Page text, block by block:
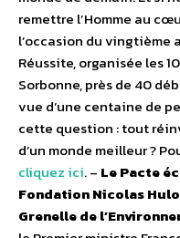
remettre l’Homme au
l’occasion du vingtième
Réussite, organisée les
Sorbonne, près de 40
vue d’une centaine de
cette question : tout
d’un monde meilleur ?
cliquez ici. – Le Pacte
Fondation Nicolas
Grenelle de